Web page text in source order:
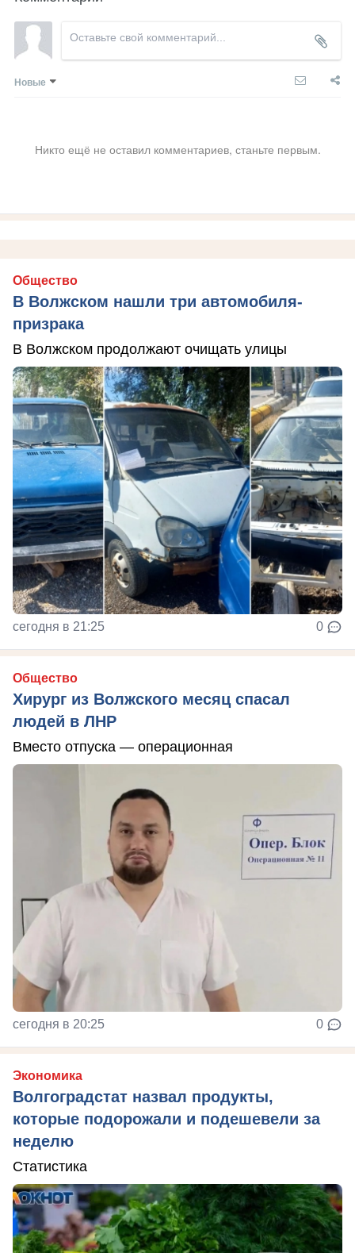
Новые
Никто ещё не оставил комментариев, станьте первым.
Общество
В Волжском нашли три автомобиля-
призрака
В Волжском продолжают очищать улицы
сегодня в 21:25 0
Общество
Хирург из Волжского месяц спасал
людей в ЛНР
Вместо отпуска — операционная
сегодня в 20:25 0
Экономика
Волгоградстат назвал продукты,
которые подорожали и подешевели за
неделю
Статистика